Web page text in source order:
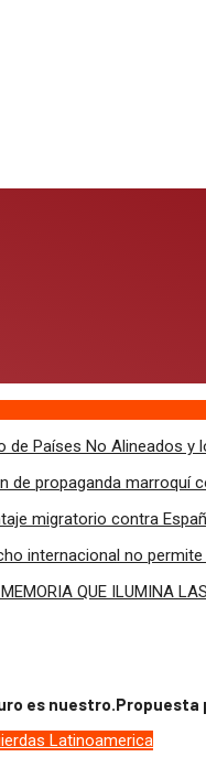
Países No Alineados y
de propaganda marroquí
migratorio contra
internacional no
QUE ILUMINA
es
Latinoamerica